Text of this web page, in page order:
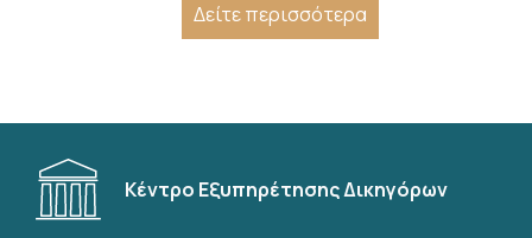
Δείτε περισσότερα
Κέντρο Εξυπηρέτησης Δικηγόρων